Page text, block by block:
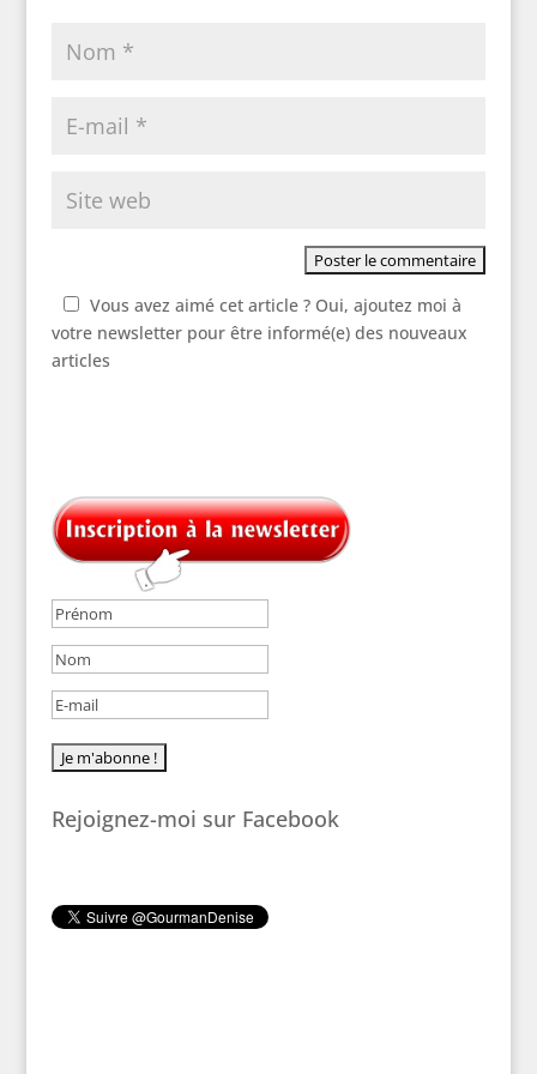
Vous avez aimé cet article ? Oui, ajoutez moi à
votre newsletter pour être informé(e) des nouveaux
articles
Rejoignez-moi sur Facebook